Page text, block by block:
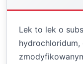
Lek to lek o